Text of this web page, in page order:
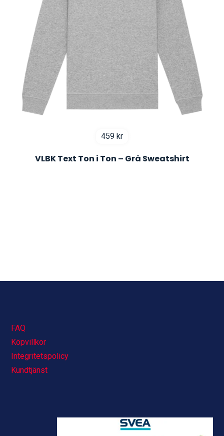
459 kr
VLBK Text Ton i Ton – Grå Sweatshirt
FAQ
Köpvillkor
Integritetspolicy
Kundtjänst